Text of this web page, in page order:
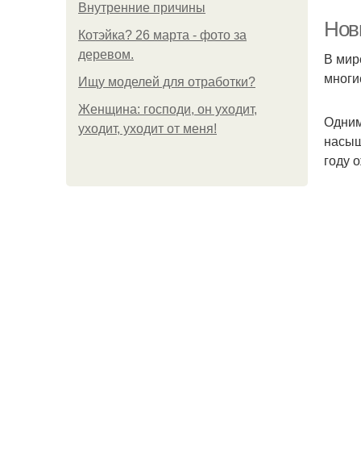
Внутренние причины
Котэйка? 26 марта - фото за
деревом.
Ищу моделей для отработки?
Женщина: господи, он уходит,
уходит, уходит от меня!
В
году